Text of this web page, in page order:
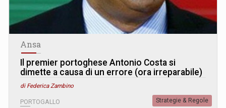
Ansa
Il premier portoghese Antonio Costa si
dimette a causa di un errore (ora irreparabile)
di Federica Zambino
PORTOGALLO Strategie & Regole